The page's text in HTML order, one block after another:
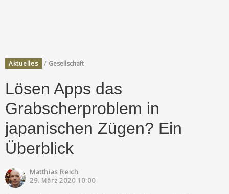
Aktuelles / Gesellschaft
Lösen Apps das
Grabscherproblem in
japanischen Zügen? Ein
Überblick
Matthias Reich
29. März 2020 10:00